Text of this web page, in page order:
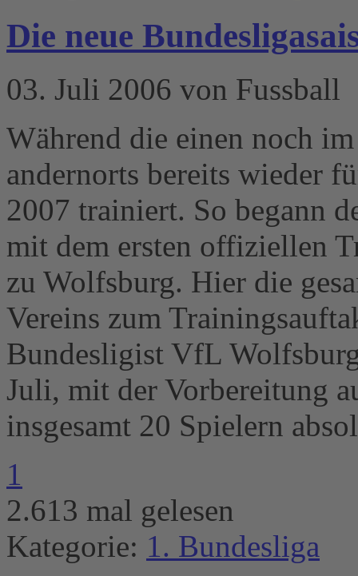
Die neue
03. Juli 2006 von Fussball
Während die einen noch
andernorts bereits wieder
2007 trainiert. So begann
mit dem ersten offiziellen
zu Wolfsburg. Hier die
Vereins zum
Bundesligist VfL
Juli, mit der Vorbereitung
insgesamt 20 Spielern
1
2.613 mal gelesen
Kategorie: 1. Bundesliga